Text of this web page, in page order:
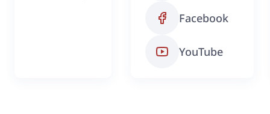
Facebook
YouTube